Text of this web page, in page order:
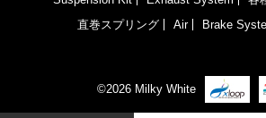
直巻スプリング
Air Brake
©2026 Milky White